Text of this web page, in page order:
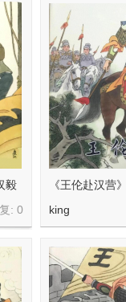
毅
: 0
《王伦赴汉营
king